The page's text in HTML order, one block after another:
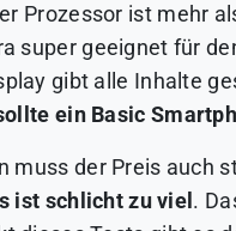
Prozessor ist mehr
super geeignet für
gibt alle Inhalte
ein Basic
muss der Preis auch
ist schlicht zu vie .